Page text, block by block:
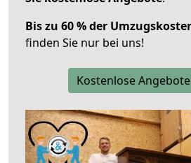
Bis zu 60 % der
finden Sie nur bei uns!
Kostenlose